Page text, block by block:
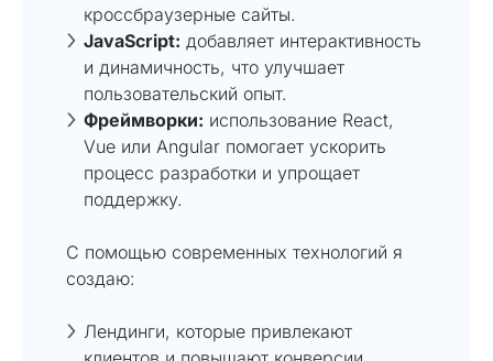
кроссбраузерные сайты.
JavaScript: добавляет интерактивность
и динамичность, что улучшает
пользовательский опыт.
Фреймворки: использование React,
Vue или Angular помогает ускорить
процесс разработки и упрощает
поддержку.
С помощью современных технологий я
создаю:
Лендинги, которые привлекают